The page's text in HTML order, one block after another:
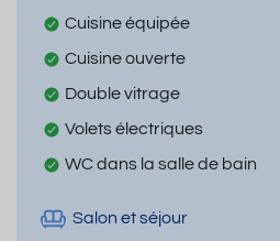
Cuisine équipée
Cuisine ouverte
Double vitrage
Volets électriques
WC dans la salle de bain
Salon et séjour